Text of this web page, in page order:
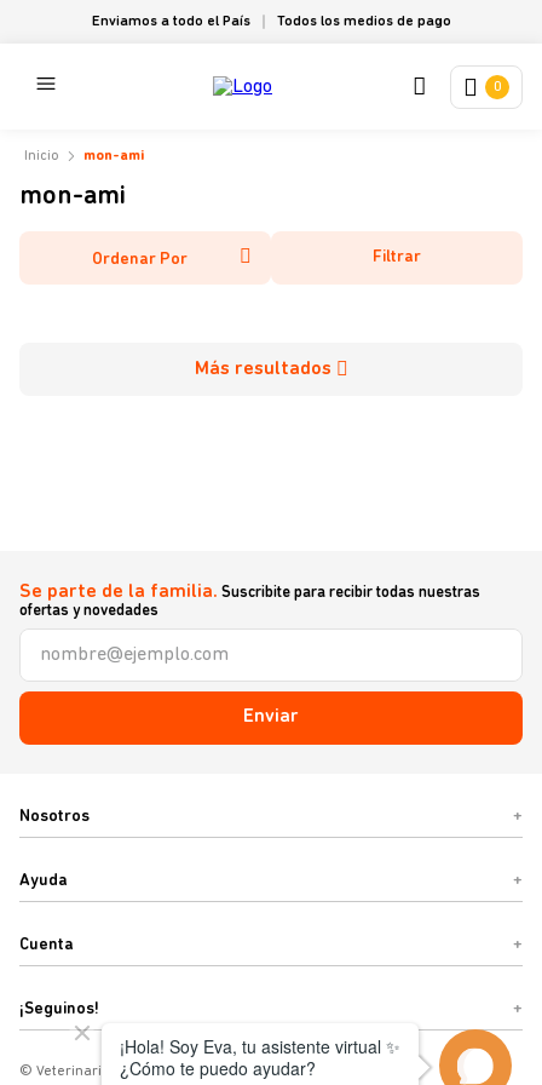
Enviamos a todo el País Todos los medios de pago
0
mon-ami
mon-ami
Ordenar Por Filtrar
Se parte de la familia. Suscribite para recibir todas nuestras
ofertas y novedades
Enviar
Nosotros +
Ayuda +
Cuenta +
¡Seguinos! +
© Veterinaria Sebastián o Términos y condiciones